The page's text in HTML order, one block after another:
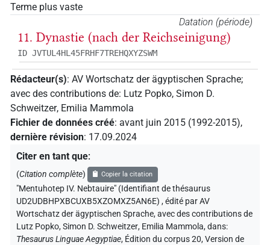
Terme plus vaste
Datation (période)
11. Dynastie (nach der Reichseinigung)
ID JVTUL4HL45FRHF7TREHQXYZSWM
Rédacteur(s): AV Wortschatz der ägyptischen Sprache;
avec des contributions de: Lutz Popko, Simon D.
Schweitzer, Emilia Mammola
Fichier de données créé: avant juin 2015 (1992-2015),
dernière révision: 17.09.2024
Citer en tant que:
(Citation complète) Copier la citation
"Mentuhotep IV. Nebtauire" (Identifiant de thésaurus
UD2UDBHPXBCUXB5XZOMXZ5AN6E) ,édité par AV
Wortschatz der ägyptischen Sprache,avec des contributions de
Lutz Popko,Simon D. Schweitzer, Emilia Mammola,dans:
Thesaurus Linguae Aegyptiae, Édition du corpus 20, Version de